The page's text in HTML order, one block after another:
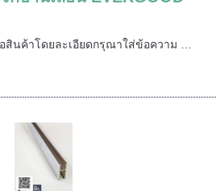
สินค้าโดยละเอียดกรุณาใส่ข้อความ …